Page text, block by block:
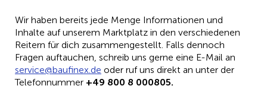
Wir haben bereits jede Menge Informationen und
Inhalte auf unserem Marktplatz in den verschiedenen
Reitern für dich zusammengestellt. Falls dennoch
Fragen auftauchen, schreib uns gerne eine E-Mail an
ed.xe
nifua
b@eci
vres
oder ruf uns direkt an unter der
Telefonnummer +49 800 8 000805.